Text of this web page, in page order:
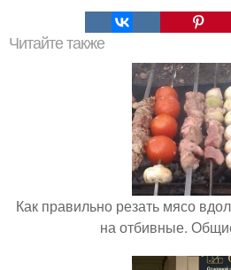
Читайте также
Как правильно резать мясо
на отбивные.